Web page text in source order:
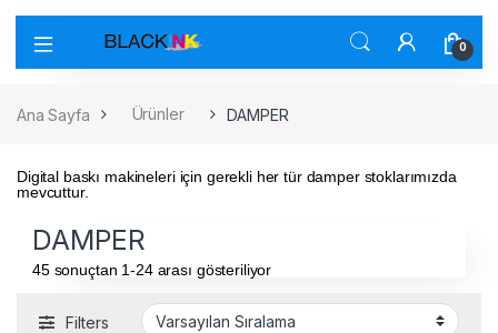
0
Ana Sayfa Ürünler DAMPER
Digital baskı makineleri için gerekli her tür damper stoklarımızda
mevcuttur.
DAMPER
45 sonuçtan 1-24 arası gösteriliyor
Filters